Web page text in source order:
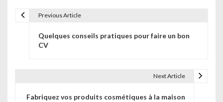
Previous Article
Quelques conseils pratiques pour faire un bon
CV
Next Article
Fabriquez vos produits cosmétiques à la maison